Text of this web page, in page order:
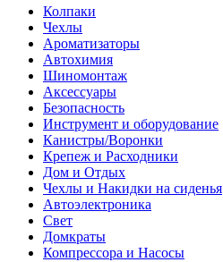
Колпаки
Чехлы
Ароматизаторы
Автохимия
Шиномонтаж
Аксессуары
Безопасность
Инструмент и оборудование
Канистры/Воронки
Крепеж и Расходники
Дом и Отдых
Чехлы и Накидки на сиденья
Автоэлектроника
Свет
Домкраты
Компрессора и Насосы